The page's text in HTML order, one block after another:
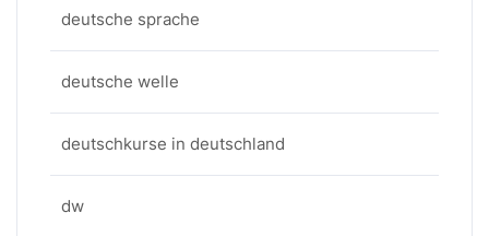
deutsche sprache
deutsche welle
deutschkurse in deutschland
dw